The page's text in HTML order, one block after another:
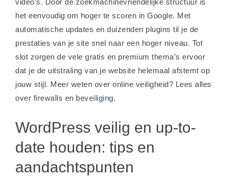
video’s. Door de zoekmachinevriendelijke structuur is
het eenvoudig om hoger te scoren in Google. Met
automatische updates en duizenden plugins til je de
prestaties van je site snel naar een hoger niveau. Tot
slot zorgen de vele gratis en premium thema’s ervoor
dat je de uitstraling van je website helemaal afstemt op
jouw stijl. Meer weten over online veiligheid? Lees alles
over firewalls en beveiliging.
WordPress veilig en up-to-
date houden: tips en
aandachtspunten